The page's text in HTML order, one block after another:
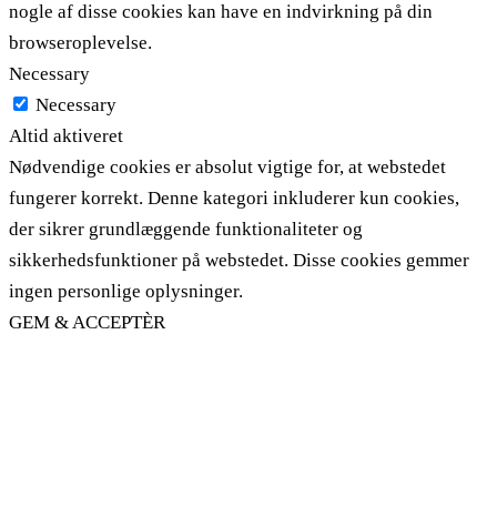
nogle af disse cookies kan have en indvirkning på din
browseroplevelse.
Necessary
Necessary
Altid aktiveret
Nødvendige cookies er absolut vigtige for, at webstedet
fungerer korrekt. Denne kategori inkluderer kun cookies,
der sikrer grundlæggende funktionaliteter og
sikkerhedsfunktioner på webstedet. Disse cookies gemmer
ingen personlige oplysninger.
GEM & ACCEPTÈR